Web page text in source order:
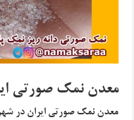
معدن نمک صورتی
معدن نمک صورتی ایران در